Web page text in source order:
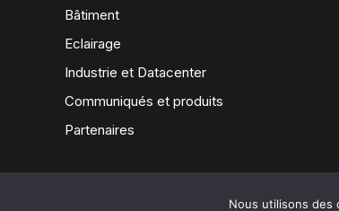
Bâtiment
Eclairage
Industrie et Datacenter
Communiqués et produits
Partenaires
Nous utilisons des